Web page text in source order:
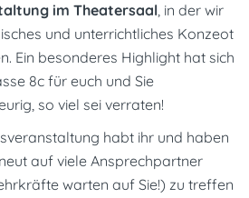
im Theatersaal, in der wir
und unterrichtliches Konzeot
Ein besonderes Highlight hat sich
8c für euch und Sie
so viel sei verraten!
habt ihr und haben
auf viele Ansprechpartner
warten auf Sie!) zu treffen